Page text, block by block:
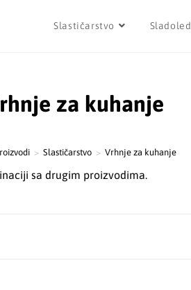
Slastičarstvo Sladoled
za kuhanje
> Slastičarstvo > Vrhnje za kuhanje
sa drugim proizvodima.